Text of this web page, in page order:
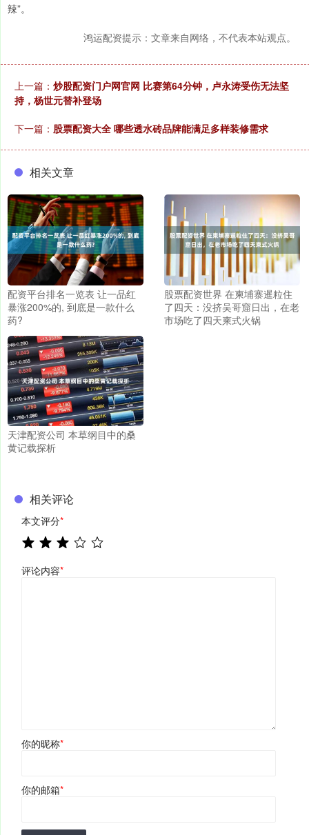
辣”。
鸿运配资提示：文章来自网络，不代表本站观点。
上一篇： 炒股配资门户网官网 比赛第64分钟，卢永涛受伤无法坚
持，杨世元替补登场
下一篇： 股票配资大全 哪些透水砖品牌能满足多样装修需求
相关文章
配资平台排名一览表 让一品红
暴涨200%的, 到底是一款什么
药?
股票配资世界 在柬埔寨暹粒住
了四天：没挤吴哥窟日出，在老
市场吃了四天柬式火锅
天津配资公司 本草纲目中的桑
黄记载探析
相关评论
本文评分*
评论内容*
你的昵称*
你的邮箱*